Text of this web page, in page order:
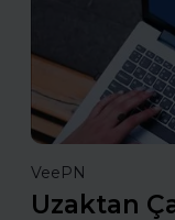
VeePN
Uzaktan